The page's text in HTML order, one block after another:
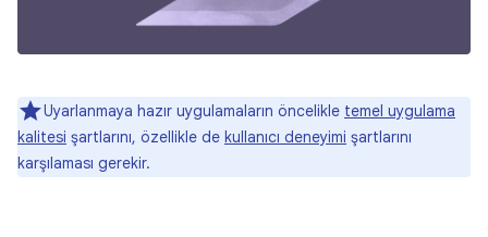
Uyarlanmaya hazır uygulamaların öncelikle temel uygulama
kalitesi şartlarını, özellikle de kullanıcı deneyimi şartlarını
karşılaması gerekir.